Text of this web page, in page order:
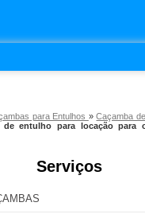
para Entulhos »Caçamba
de entulho para locação para
Serviços